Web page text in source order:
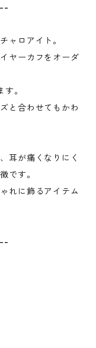
ャロアイト。
ヤーカフをオーダ
。
と合わせてもかわ
耳が痛くなりにく
です。
れに飾るアイテム